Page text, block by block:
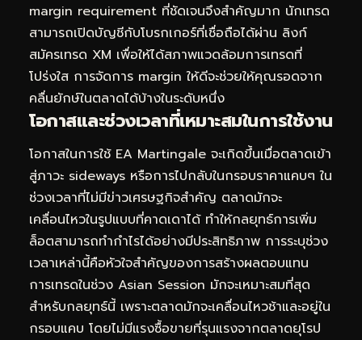
margin requirement ที่ชัดเจนจึงสำคัญมาก นักเทรด
สามารถเปิดบัญชีกับโบรกเกอร์ที่เชื่อถือได้ผ่าน ลิงก์
สมัครเทรด XM เพื่อให้ได้สภาพแวดล้อมการเทรดที่
โปร่งใส การจัดการ margin ให้ดีจะช่วยให้คุณรอดจาก
คลื่นยักษ์ในตลาดได้บ้างในระดับหนึ่ง
โอกาสและช่วงเวลาที่เหมาะสมในการใช้งาน
โอกาสในการใช้ EA Martingale จะเกิดขึ้นเมื่อตลาดเข้า
สู่ภาวะ sideways หรือการไปกลับในกรอบราคาแคบๆ ใน
ช่วงเวลาที่ไม่มีข่าวเศรษฐกิจสำคัญ ตลาดมักจะ
เคลื่อนไหวในรูปแบบที่คาดเดาได้ ทำให้กลยุทธ์การเพิ่ม
ล็อตสามารถทำกำไรได้อย่างมีประสิทธิภาพ การระบุช่วง
เวลาเหล่านี้คือหัวใจสำคัญของการสร้างผลตอบแทน
การเทรดในช่วง Asian Session มักจะเหมาะสมที่สุด
สำหรับกลยุทธ์นี้ เพราะตลาดมักจะเคลื่อนไหวช้าและอยู่ใน
กรอบแคบ โดยไม่มีแรงซื้อขายที่รุนแรงจากตลาดยุโรป